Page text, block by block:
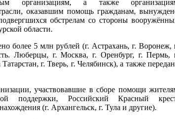
организациям, а также
оказавшим помощь гражданам,
обстрелам со стороны
области.
более 5 млн рублей (г. Астрахань, г. Воронеж,
Люберцы, г. Москва, г. Оренбург, г. Пермь,
г. Тверь, г. Челябинск), а также
участвовавшие в сборе помощи
поддержки, Российский Красный
(г. Архангельск, г. Тула и другие).